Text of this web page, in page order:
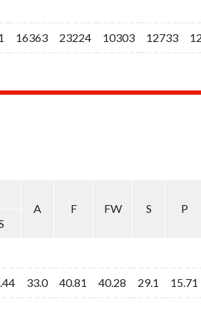
16363 23224 10303 12733
16363 23224 10303 12733
A
F FW S P
33.0 40.81 40.28 29.1 15.71
A
F FW S P
33.0 40.81 40.28 29.1 15.71